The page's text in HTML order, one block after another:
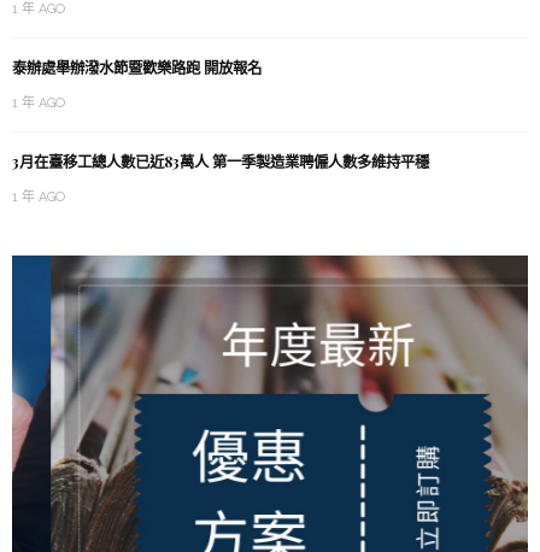
1 年 AGO
泰辦處舉辦潑水節暨歡樂路跑 開放報名
1 年 AGO
3月在臺移工總人數已近83萬人 第一季製造業聘僱人數多維持平穩
1 年 AGO